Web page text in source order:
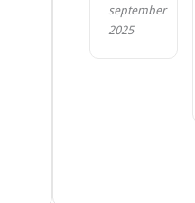
september
2025